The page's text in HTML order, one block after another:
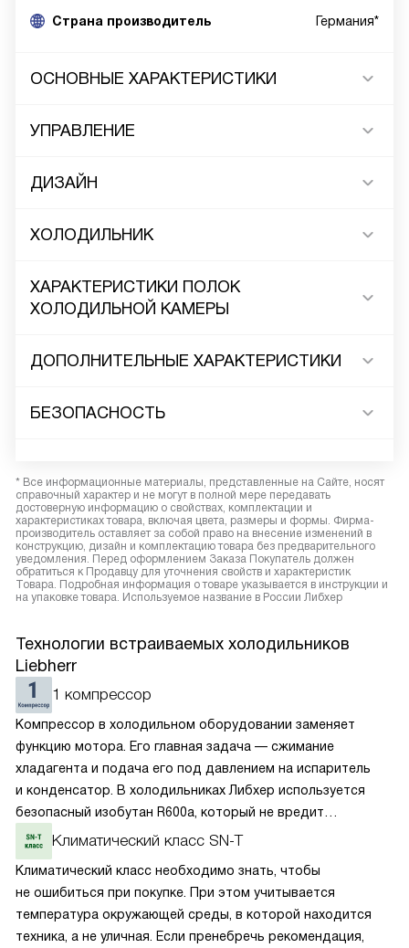
Cтрана производитель Германия*
ОСНОВНЫЕ ХАРАКТЕРИСТИКИ
УПРАВЛЕНИЕ
ДИЗАЙН
ХОЛОДИЛЬНИК
ХАРАКТЕРИСТИКИ ПОЛОК
ХОЛОДИЛЬНОЙ КАМЕРЫ
ДОПОЛНИТЕЛЬНЫЕ ХАРАКТЕРИСТИКИ
БЕЗОПАСНОСТЬ
* Все информационные материалы, представленные на Сайте, носят
справочный характер и не могут в полной мере передавать
достоверную информацию о свойствах, комплектации и
характеристиках товара, включая цвета, размеры и формы. Фирма-
производитель оставляет за собой право на внесение изменений в
конструкцию, дизайн и комплектацию товара без предварительного
уведомления. Перед оформлением Заказа Покупатель должен
обратиться к Продавцу для уточнения свойств и характеристик
Товара. Подробная информация о товаре указывается в инструкции и
на упаковке товара. Используемое название в России Либхер
Технологии встраиваемых холодильников
Liebherr
1 компрессор
Компрессор в холодильном оборудовании заменяет
функцию мотора. Его главная задача — сжимание
хладагента и подача его под давлением на испаритель
и конденсатор. В холодильниках Либхер используется
безопасный изобутан R600a, который не вредит
окружающей среде. Компрессор перегоняет его
по охладительному контуру по принципу насоса. Чем
лучше работает «мотор» прибора, тем качественнее
и быстрее происходит охлаждение, затрачивается
меньше электроэнергии.
Климатический класс SN-T
Климатический класс необходимо знать, чтобы
не ошибиться при покупке. При этом учитывается
температура окружающей среды, в которой находится
техника, а не уличная. Если пренебречь рекомендация,